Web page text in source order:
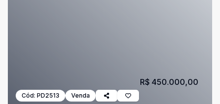
Cód: PD2513 Venda
R$ 450.000,00